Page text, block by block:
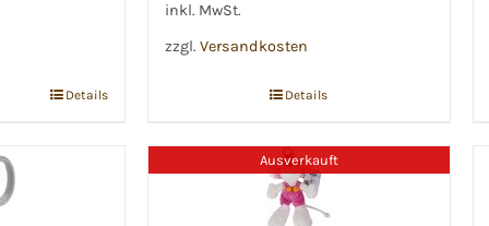
Details
inkl. MwSt.
zzgl. Versandkosten
Details
Ausverkauft